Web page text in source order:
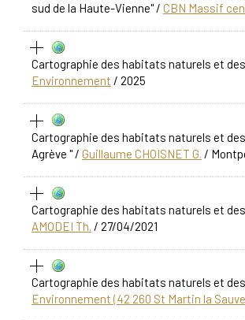
sud de la Haute-Vienne"/ CBN Massif
Cartographie des habitats naturels et
Environnement / 2025
Cartographie des habitats naturels et
Agrève "/ Guillaume CHOISNET G. /
Cartographie des habitats naturels et
AMODEI Th. / 27/04/2021
Cartographie des habitats naturels et
Environnement (42 260 St Martin la